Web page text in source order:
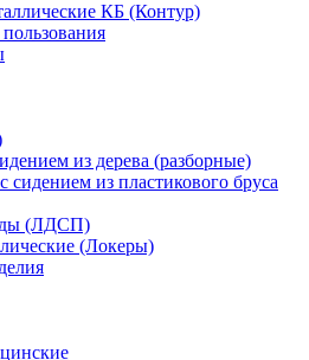
КБ (Контур)
из дерева (разборные)
сидением из пластикового бруса
(ЛДСП)
(Локеры)